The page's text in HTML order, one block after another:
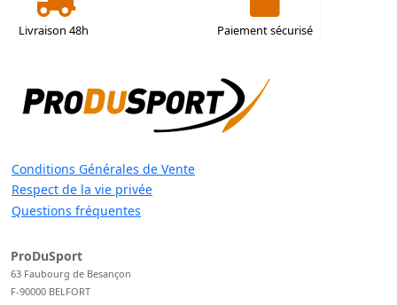
Livraison 48h Paiement sécurisé
Conditions Générales de Vente
Respect de la vie privée
Questions fréquentes
ProDuSport
63 Faubourg de Besançon
F-90000 BELFORT